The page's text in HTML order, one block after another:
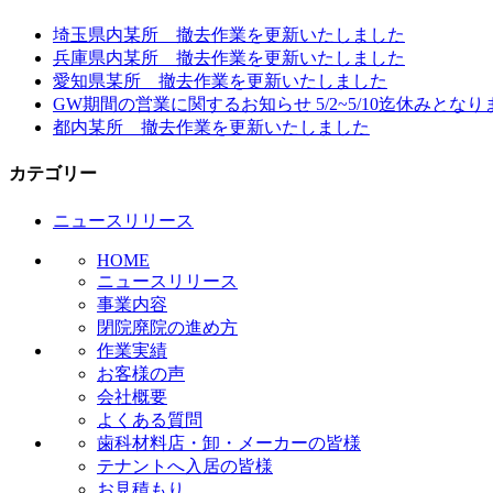
埼玉県内某所 撤去作業を更新いたしました
兵庫県内某所 撤去作業を更新いたしました
愛知県某所 撤去作業を更新いたしました
GW期間の営業に関するお知らせ 5/2~5/10迄休みとなり
都内某所 撤去作業を更新いたしました
カテゴリー
ニュースリリース
HOME
ニュースリリース
事業内容
閉院廃院の進め方
作業実績
お客様の声
会社概要
よくある質問
歯科材料店・卸・メーカーの皆様
テナントへ入居の皆様
お見積もり